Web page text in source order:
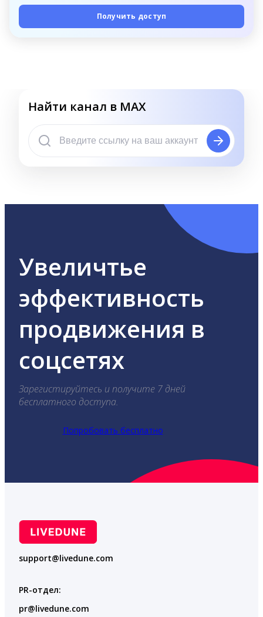
Получить доступ
Найти канал в MAX
Увеличтье
эффективность
продвижения в
соцсетях
Зарегистируйтесь и получите 7 дней
бесплатного доступа.
Попробовать бесплатно
support@livedune.com
PR-отдел:
pr@livedune.com